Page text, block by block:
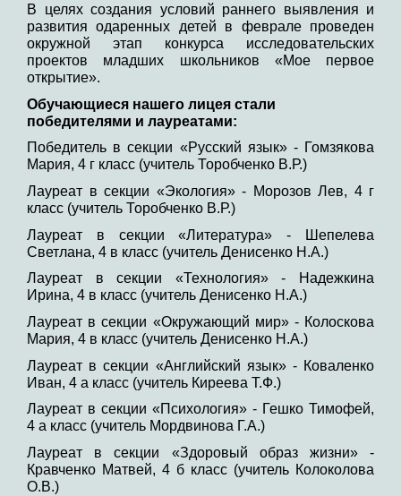
В целях создания условий раннего выявления и
развития одаренных детей в феврале проведен
окружной этап конкурса исследовательских
проектов младших школьников «Мое первое
открытие».
Обучающиеся нашего лицея стали
победителями и лауреатами:
Победитель в секции «Русский язык» - Гомзякова
Мария, 4 г класс (учитель Торобченко В.Р.)
Лауреат в секции «Экология» - Морозов Лев, 4 г
класс (учитель Торобченко В.Р.)
Лауреат в секции «Литература» - Шепелева
Светлана, 4 в класс (учитель Денисенко Н.А.)
Лауреат в секции «Технология» - Надежкина
Ирина, 4 в класс (учитель Денисенко Н.А.)
Лауреат в секции «Окружающий мир» - Колоскова
Мария, 4 в класс (учитель Денисенко Н.А.)
Лауреат в секции «Английский язык» - Коваленко
Иван, 4 а класс (учитель Киреева Т.Ф.)
Лауреат в секции «Психология» - Гешко Тимофей,
4 а класс (учитель Мордвинова Г.А.)
Лауреат в секции «Здоровый образ жизни» -
Кравченко Матвей, 4 б класс (учитель Колоколова
О.В.)